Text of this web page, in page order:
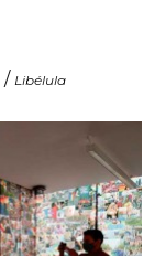
/ Libélula